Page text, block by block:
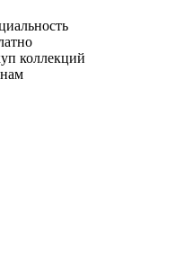
коллекций